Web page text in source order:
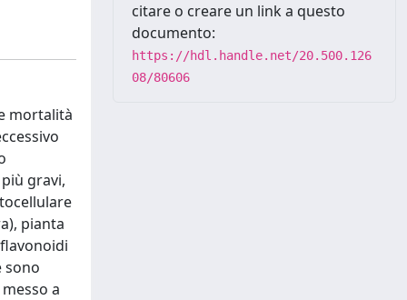
mortalità
gravi,
pianta
sono
a
citare o creare un link a questo
documento:
https://hdl.handle.net/20.500.126
08/80606